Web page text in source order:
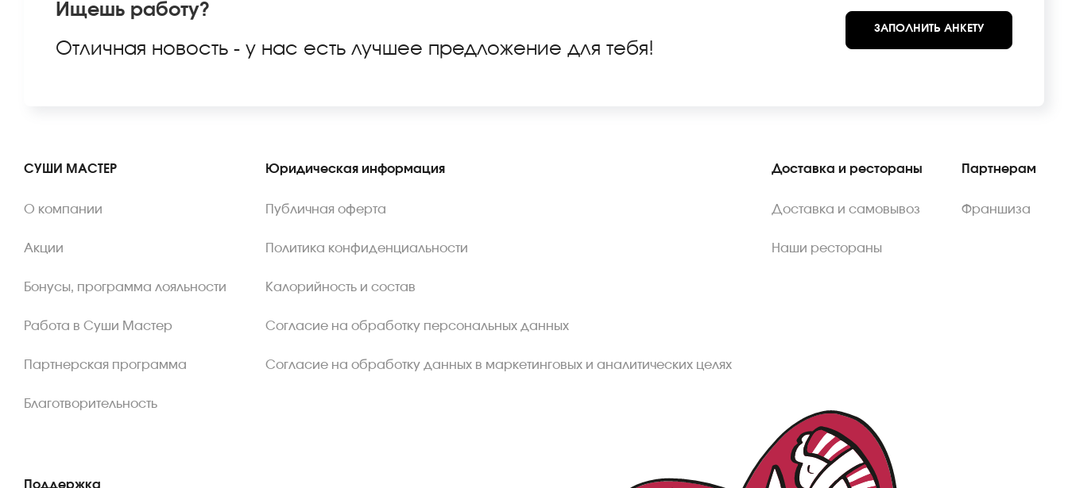
Ищешь работу?
Отличная новость - у нас есть лучшее предложение для тебя!
ЗАПОЛНИТЬ АНКЕТУ
СУШИ МАСТЕР
О компании
Акции
Бонусы, программа лояльности
Работа в Суши Мастер
Партнерская программа
Благотворительность
Юридическая информация
Публичная оферта
Политика конфиденциальности
Калорийность и состав
Согласие на обработку персональных данных
Согласие на обработку данных в маркетинговых и аналитических целях
Доставка и рестораны
Доставка и самовывоз
Наши рестораны
Партнерам
Франшиза
Поддержка